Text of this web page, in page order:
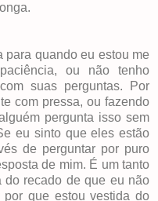
para quando eu estou me
ou não tenho
suas perguntas. Por
com pressa, ou fazendo
pergunta isso sem
eu sinto que eles estão
de perguntar por puro
de mim. É um tanto
do recado de que eu não
que estou vestida do